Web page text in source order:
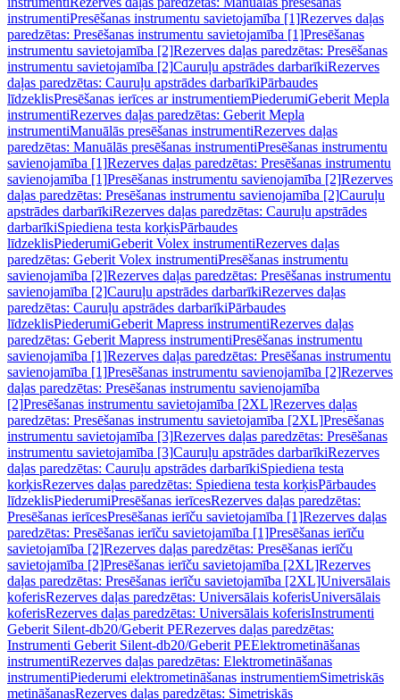
instrumentiPresēšanas instrumentu savietojamība [1]Rezerves daļas
paredzētas: Presēšanas instrumentu savietojamība [1]Presēšanas
instrumentu savietojamība [2]Rezerves daļas paredzētas: Presēšanas
instrumentu savietojamība [2]Cauruļu apstrādes darbarīkiRezerves
daļas paredzētas: Cauruļu apstrādes darbarīkiPārbaudes
līdzeklisPresēšanas ierīces ar instrumentiemPiederumiGeberit Mepla
instrumentiRezerves daļas paredzētas: Geberit Mepla
instrumentiManuālās presēšanas instrumentiRezerves daļas
paredzētas: Manuālās presēšanas instrumentiPresēšanas instrumentu
savienojamība [1]Rezerves daļas paredzētas: Presēšanas instrumentu
savienojamība [1]Presēšanas instrumentu savienojamība [2]Rezerves
daļas paredzētas: Presēšanas instrumentu savienojamība [2]Cauruļu
apstrādes darbarīkiRezerves daļas paredzētas: Cauruļu apstrādes
darbarīkiSpiediena testa korķisPārbaudes
līdzeklisPiederumiGeberit Volex instrumentiRezerves daļas
paredzētas: Geberit Volex instrumentiPresēšanas instrumentu
savienojamība [2]Rezerves daļas paredzētas: Presēšanas instrumentu
savienojamība [2]Cauruļu apstrādes darbarīkiRezerves daļas
paredzētas: Cauruļu apstrādes darbarīkiPārbaudes
līdzeklisPiederumiGeberit Mapress instrumentiRezerves daļas
paredzētas: Geberit Mapress instrumentiPresēšanas instrumentu
savienojamība [1]Rezerves daļas paredzētas: Presēšanas instrumentu
savienojamība [1]Presēšanas instrumentu savienojamība [2]Rezerves
daļas paredzētas: Presēšanas instrumentu savienojamība
[2]Presēšanas instrumentu savietojamība [2XL]Rezerves daļas
paredzētas: Presēšanas instrumentu savietojamība [2XL]Presēšanas
instrumentu savietojamība [3]Rezerves daļas paredzētas: Presēšanas
instrumentu savietojamība [3]Cauruļu apstrādes darbarīkiRezerves
daļas paredzētas: Cauruļu apstrādes darbarīkiSpiediena testa
korķisRezerves daļas paredzētas: Spiediena testa korķisPārbaudes
līdzeklisPiederumiPresēšanas ierīcesRezerves daļas paredzētas:
Presēšanas ierīcesPresēšanas ierīču savietojamība [1]Rezerves daļas
paredzētas: Presēšanas ierīču savietojamība [1]Presēšanas ierīču
savietojamība [2]Rezerves daļas paredzētas: Presēšanas ierīču
savietojamība [2]Presēšanas ierīču savietojamība [2XL]Rezerves
daļas paredzētas: Presēšanas ierīču savietojamība [2XL]Universālais
koferisRezerves daļas paredzētas: Universālais koferisUniversālais
koferisRezerves daļas paredzētas: Universālais koferisInstrumenti
Geberit Silent-db20/Geberit PERezerves daļas paredzētas:
Instrumenti Geberit Silent-db20/Geberit PEElektrometināšanas
instrumentiRezerves daļas paredzētas: Elektrometināšanas
instrumentiPiederumi elektrometināšanas instrumentiemSimetriskās
metināšanasRezerves daļas paredzētas: Simetriskās